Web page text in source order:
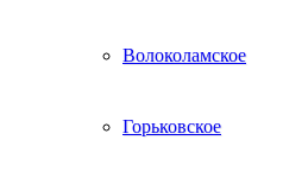
Волоколамское
Горьковское